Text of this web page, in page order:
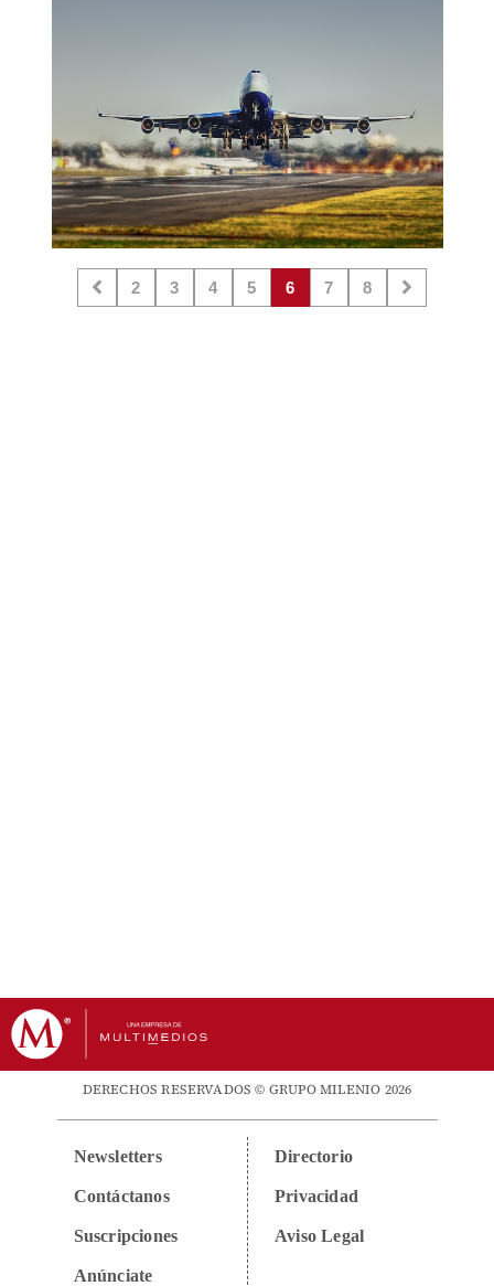
2 3 4 5 6 7 8
DERECHOS RESERVADOS © GRUPO MILENIO 2026
Newsletters
Contáctanos
Suscripciones
Anúnciate
Directorio
Privacidad
Aviso Legal